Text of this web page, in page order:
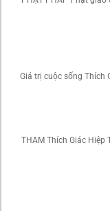
Giá trị cuộc sống Thích
THAM Thích Giác